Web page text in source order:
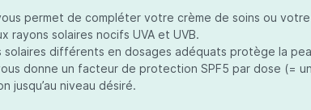
permet de compléter votre crème de soins ou
rayons solaires nocifs UVA et UVB.
différents en dosages adéquats protège la
donne un facteur de protection SPF5 par dose (=
jusqu’au niveau désiré.